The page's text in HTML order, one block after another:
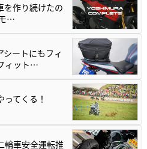
を作り続けたの
…
ートにもフィ
ィット…
てくる！
輪車安全運転推